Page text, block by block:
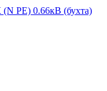
PE) 0.66кВ (бухта)